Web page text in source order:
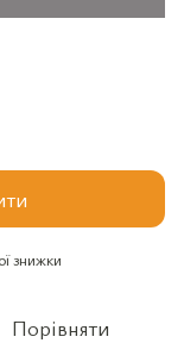
знижки
Порівняти